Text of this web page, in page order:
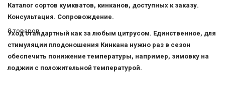
УСЛУГИ
ОДНОЛЕТНИЕ
-
Каталог сортов кумкватов, кинканов, доступных к заказу.
Консультация. Сопровождение.
Уход стандартный как за любым цитрусом. Единственное, для
стимуляции плодоношения Кинкана нужно раз в сезон
обеспечить понижение температуры, например, зимовку на
лоджии с положительной температурой.
8 товаров